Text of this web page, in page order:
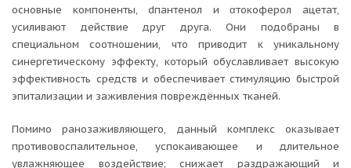
основные компоненты, dпантенол и αтокоферол ацетат,
усиливают действие друг друга. Они подобраны в
специальном соотношении, что приводит к уникальному
синергетическому эффекту, который обуславливает высокую
эффективность средств и обеспечивает стимуляцию быстрой
эпитализации и заживления повреждённых тканей.
Помимо ранозаживляющего, данный комплекс оказывает
противовоспалительное, успокаивающее и длительное
увлажняющее воздействие; снижает раздражающий и